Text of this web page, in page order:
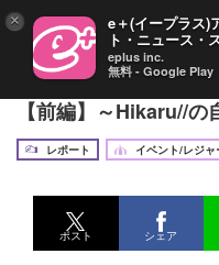
『芸術の秋、スヌー
【前編】～Hikaru//の
レポート イベント/レジャ
ポスト シェア
× e＋(イープラス)
ト・ニュース・
eplus inc.
無料 - Google Play